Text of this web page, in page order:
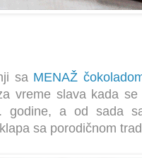
sa MENAŽ
vreme slava kada
godine, a od sada
sa porodičnom